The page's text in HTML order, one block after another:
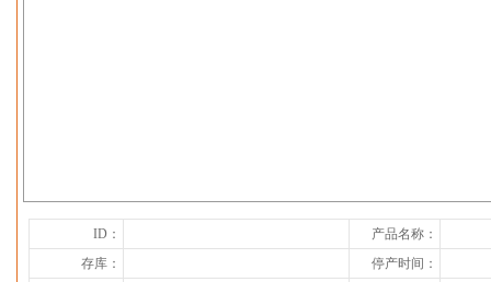
ID：
产品名称：
存库：
停产时间：